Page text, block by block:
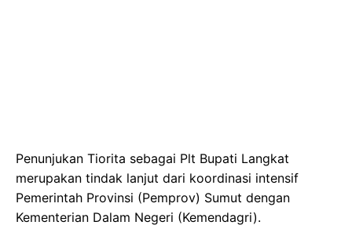
Penunjukan Tiorita sebagai Plt Bupati Langkat
merupakan tindak lanjut dari koordinasi intensif
Pemerintah Provinsi (Pemprov) Sumut dengan
Kementerian Dalam Negeri (Kemendagri).